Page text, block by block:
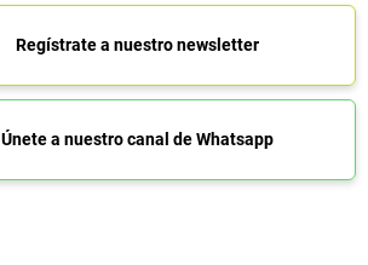
Regístrate a nuestro newsletter
Únete a nuestro canal de Whatsapp